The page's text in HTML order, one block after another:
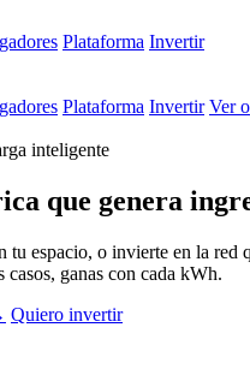
Plataforma Invertir
Plataforma Invertir Ver
inteligente
que genera
tu espacio, o invierte en la red
casos, ganas con cada kWh.
Quiero invertir